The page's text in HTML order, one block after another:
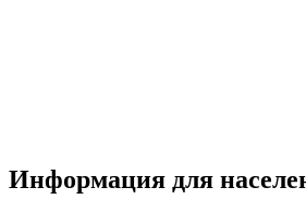
Информация для